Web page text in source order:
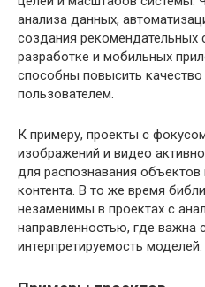
анализа данных,
создания рекомендательных
разработке и мобильных
способны повысить
пользователем.
К примеру, проекты с
изображений и видео
для распознавания объектов
контента. В то же время
незаменимы в проектах с
направленностью, где важна
интерпретируемость моделей.